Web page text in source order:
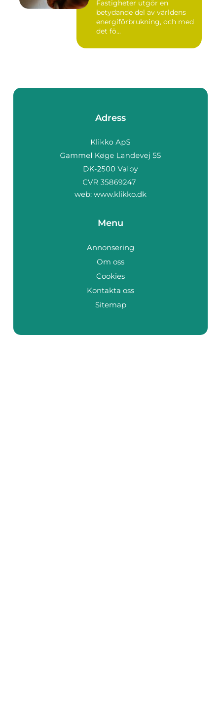
Fastigheter utgör en
betydande del av världens
energiförbrukning, och med
det fö...
Adress
web: www.klikko.dk
Menu
Annonsering
Om oss
Cookies
Kontakta oss
Sitemap